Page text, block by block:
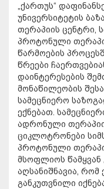
„ქართუს“
უნივერსიტეტის
თერაპიის ცენტრი,
პროტონული
წარმოების
წრეები
დაინტერესების
მონაწილეობის
სამეცნიერო
ექნებათ.
ადრონული
ციკლოტრონები
პროტონული
მსოფლიოს წამყვან
აღსანიშნავია,
განკუთვნილი